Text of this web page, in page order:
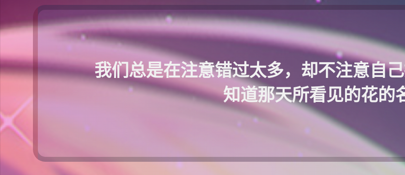
我们总是在注意错过太多，却不注意自
知道那天所看见的花的